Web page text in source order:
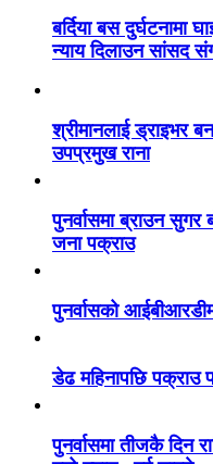
बर्दिया बस दुर्घटनामा
न्याय दिलाउन सांसद
श्रीमानलाई ड्राइभर
उपप्रमुख राना
पुनर्वासमा ब्राउन
जना पक्राउ
पुनर्वासको
डेढ महिनापछि पक्राउ
पुनर्वासमा तीजकै दिन